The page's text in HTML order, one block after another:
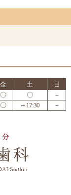
金 土
日
〇 〇
－
〇 ～17:30 －